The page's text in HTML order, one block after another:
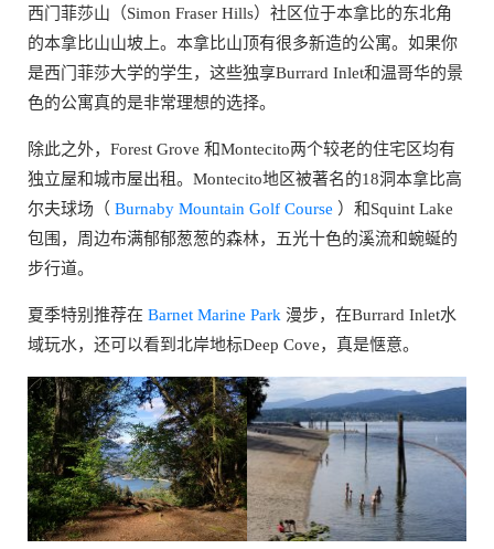
西门菲莎山（Simon Fraser Hills）社区位于本拿比的东北角
的本拿比山山坡上。本拿比山顶有很多新造的公寓。如果你
是西门菲莎大学的学生，这些独享Burrard Inlet和温哥华的景
色的公寓真的是非常理想的选择。
除此之外，Forest Grove 和Montecito两个较老的住宅区均有
独立屋和城市屋出租。Montecito地区被著名的18洞本拿比高
尔夫球场（ Burnaby Mountain Golf Course ）和Squint Lake
包围，周边布满郁郁葱葱的森林，五光十色的溪流和蜿蜒的
步行道。
夏季特别推荐在 Barnet Marine Park 漫步，在Burrard Inlet水
域玩水，还可以看到北岸地标Deep Cove，真是惬意。